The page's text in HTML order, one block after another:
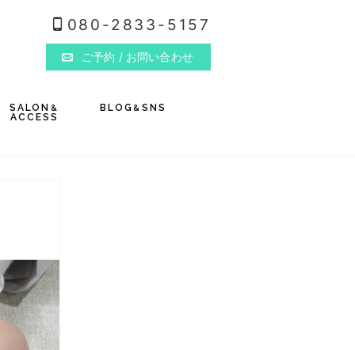
080-2833-5157
ご予約 / お問い合わせ
SALON &
ACCESS
BLOG & SNS